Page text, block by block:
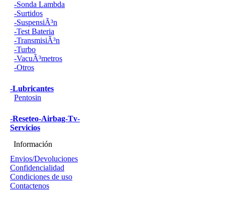
-Sonda Lambda
-Surtidos
-SuspensiÃ³n
-Test Bateria
-TransmisiÃ³n
-Turbo
-VacuÃ³metros
-Otros
-Lubricantes
Pentosin
-Reseteo-Airbag-Tv-
Servicios
Información
Envios/Devoluciones
Confidencialidad
Condiciones de uso
Contactenos